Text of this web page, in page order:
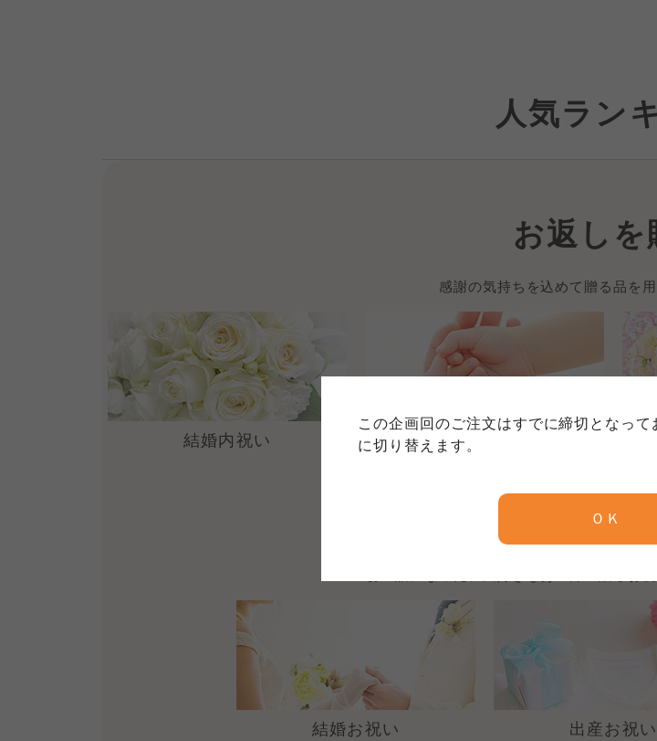
この企画回のご注文はすでに締切となっ
に切り替えます。
ＯＫ
人気ラン
お返しを
感謝の気持ちを込めて贈る品を
結婚内祝い 出産内祝い
お祝いを
結婚お祝い 出産お祝い
ご利用約款（ご利用規約
このサイトは7つの生協から業務委託を受けて、コープきんき事業
める利用約款をご確認のうえ、ご利用ください。なお、クチコミ
よどがわ市民生協 大阪いずみ市民生協
個人情報保護方
このサイトは7つの生協から業務委託を受けて、コープきんき事業
ては、コープ事業連合、ならびに各生協の「個人情報保護方針」に
ます。
コープ事業連合、ならびに各生協の「個人情報保護方針」について
よどがわ市民生協 大阪いずみ市民生協
特定商取引法に基づ
このサイトは7つの生協から業務委託を受けて、コープきんき事業
生協となります。
各生協の「特定商取引法に基づく表記について」については各生協